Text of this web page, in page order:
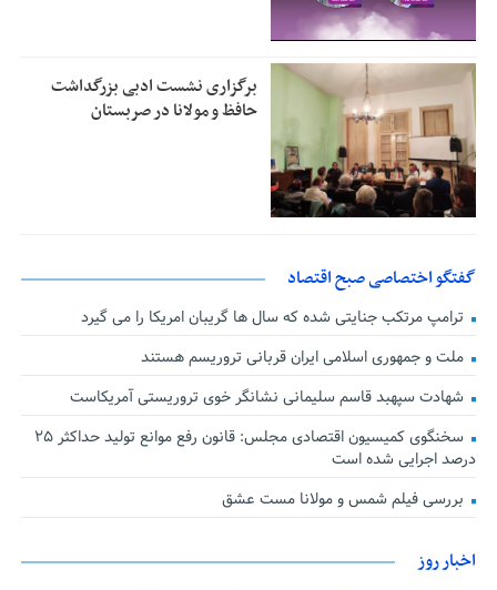
برگزاری نشست ادبی بزرگداشت
حافظ و مولانا در صربستان
گفتگو اختصاصی صبح اقتصاد
ترامپ مرتکب جنایتی شده که سال ها گریبان امریکا را می گیرد
ملت و جمهوری اسلامی ایران قربانی تروریسم هستند
شهادت سپهبد قاسم سلیمانی نشانگر خوی تروریستی آمریکاست
سخنگوی کمیسیون اقتصادی مجلس: قانون رفع موانع تولید حداکثر ۲۵
درصد اجرایی شده است
بررسی فیلم شمس و مولانا مست عشق
اخبار روز